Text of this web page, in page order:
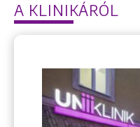
+36 1
1148
A KLINIKÁRÓL